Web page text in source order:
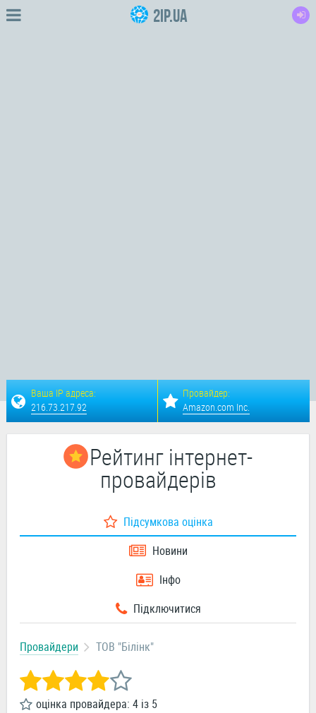
2IP.ua
Ваша IP адреса:
216.73.217.92
Провайдер:
Amazon.com Inc.
Рейтинг інтернет-
провайдерів
Підсумкова оцінка
Новини
Інфо
Підключитися
Провайдери ТОВ "Білінк"
оцінка провайдера: 4 із 5